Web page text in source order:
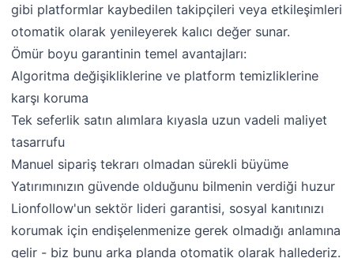
gibi platformlar kaybedilen takipçileri veya etkileşimleri
otomatik olarak yenileyerek kalıcı değer sunar.
Ömür boyu garantinin temel avantajları:
Algoritma değişikliklerine ve platform temizliklerine
karşı koruma
Tek seferlik satın alımlara kıyasla uzun vadeli maliyet
tasarrufu
Manuel sipariş tekrarı olmadan sürekli büyüme
Yatırımınızın güvende olduğunu bilmenin verdiği huzur
Lionfollow'un sektör lideri garantisi, sosyal kanıtınızı
korumak için endişelenmenize gerek olmadığı anlamına
gelir - biz bunu arka planda otomatik olarak hallederiz.